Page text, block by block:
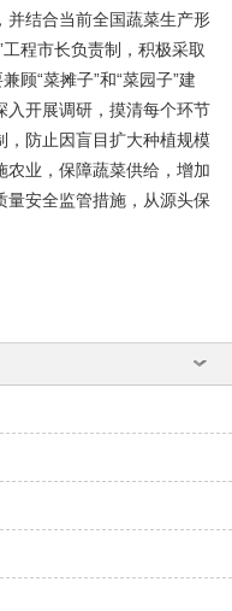
并结合当前全国蔬菜生产形
程市长负责制，积极采取
顾“菜摊子”和“菜园子”建
入开展调研，摸清每个环节
，防止因盲目扩大种植规模
农业，保障蔬菜供给，增加
量安全监管措施，从源头保